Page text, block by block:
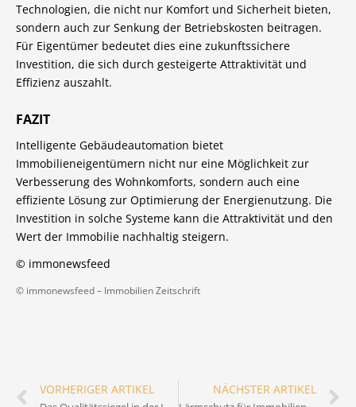
Technologien, die nicht nur Komfort und Sicherheit bieten,
sondern auch zur Senkung der Betriebskosten beitragen.
Für Eigentümer bedeutet dies eine zukunftssichere
Investition, die sich durch gesteigerte Attraktivität und
Effizienz auszahlt.
FAZIT
Intelligente Gebäudeautomation bietet
Immobilieneigentümern nicht nur eine Möglichkeit zur
Verbesserung des Wohnkomforts, sondern auch eine
effiziente Lösung zur Optimierung der Energienutzung. Die
Investition in solche Systeme kann die Attraktivität und den
Wert der Immobilie nachhaltig steigern.
© immonewsfeed
© immonewsfeed – Immobilien Zeitschrift
VORHERIGER ARTIKEL NÄCHSTER ARTIKEL